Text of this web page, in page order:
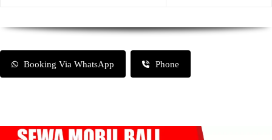
Booking Via WhatsApp Phone